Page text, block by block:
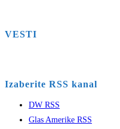
VESTI
Izaberite RSS kanal
DW RSS
Glas Amerike RSS